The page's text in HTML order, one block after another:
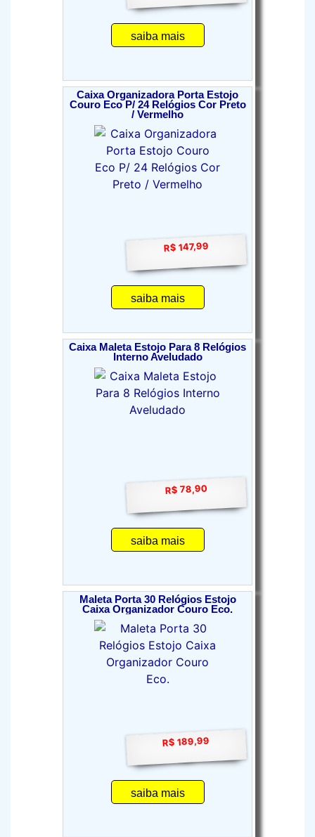
saiba mais
Caixa Organizadora Porta Estojo
Couro Eco P/ 24 Relógios Cor Preto
/ Vermelho
R$ 147,99
saiba mais
Caixa Maleta Estojo Para 8 Relógios
Interno Aveludado
R$ 78,90
saiba mais
Maleta Porta 30 Relógios Estojo
Caixa Organizador Couro Eco.
R$ 189,99
saiba mais